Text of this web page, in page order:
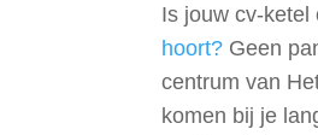
Is jouw cv-ketel
hoort? Geen
centrum van
komen bij je